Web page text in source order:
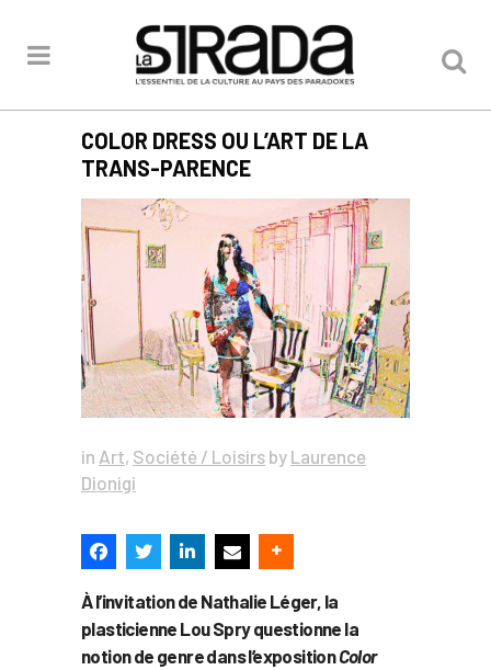
COLOR DRESS OU L’ART DE LA
TRANS-PARENCE
in Art, Société / Loisirs by Laurence
Dionigi
À l’invitation de Nathalie Léger, la
plasticienne Lou Spry questionne la
notion de genre dans l’expositionColor